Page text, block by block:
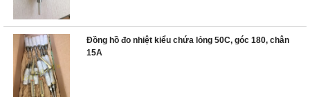
Đồng hồ đo nhiệt kiểu chứa lỏng 50C, góc 180, chân
15A